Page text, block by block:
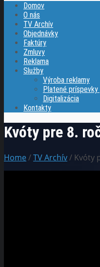
Domov
O nás
TV Archív
Objednávky
Faktúry
Zmluvy
Reklama
Služby
Výroba reklamy
Platené
Digitalizácia
Kontakty
Kvóty pre 8.
Home/TV Archív/ Kvóty